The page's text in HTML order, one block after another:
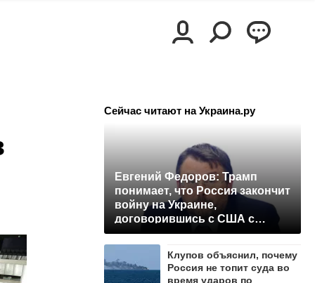
Сейчас читают на Украина.ру
Евгений Федоров: Трамп
понимает, что Россия закончит
войну на Украине,
договорившись с США с
позиции силы
Клупов объяснил, почему
Россия не топит суда во
время ударов по